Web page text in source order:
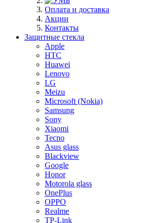
Оплата и доставка
Акции
Контакты
Защитные стекла
Apple
HTC
Huawei
Lenovo
LG
Meizu
Microsoft (Nokia)
Samsung
Sony
Xiaomi
Tecno
Asus glass
Blackview
Google
Honor
Motorola glass
OnePlus
OPPO
Realme
TP-Link